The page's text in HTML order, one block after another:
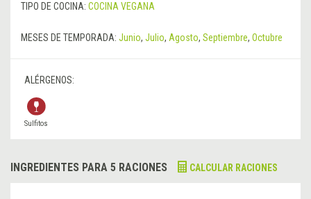
TIPO DE COCINA: COCINA VEGANA
MESES DE TEMPORADA: Junio, Julio, Agosto, Septiembre, Octubre
ALÉRGENOS:
Sulfitos
INGREDIENTES PARA 5 RACIONES CALCULAR RACIONES